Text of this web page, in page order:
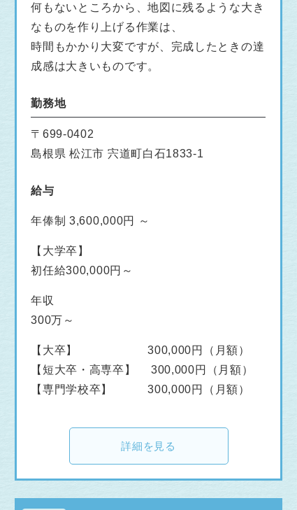
何もないところから、地図に残るような大き
なものを作り上げる作業は、
時間もかかり大変ですが、完成したときの達
成感は大きいものです。
勤務地
〒699-0402
島根県 松江市 宍道町白石1833-1
給与
年俸制 3,600,000円 ～
【大学卒】
初任給300,000円～
年収
300万～
【大卒】 300,000円（月額）
【短大卒・高専卒】 300,000円（月額）
【専門学校卒】 300,000円（月額）
詳細を見る